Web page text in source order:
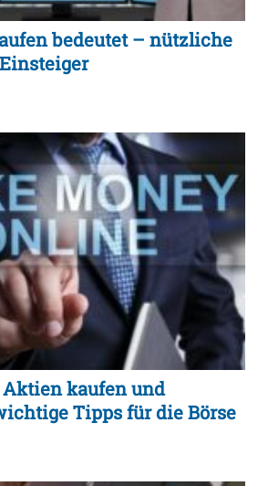
bedeutet – nützliche
kaufen und
Tipps für die Börse